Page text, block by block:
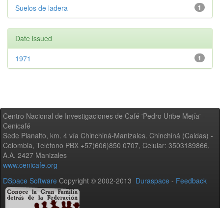
1
Suelos de ladera
Date issued
1
1971
Centro Nacional de Investigaciones de Café 'Pedro Uribe Mejía' -
Cenicafé
Sede Planalto, km. 4 vía Chinchiná-Manizales. Chinchiná (Caldas) -
Colombia, Teléfono PBX +57(606)850 0707, Celular: 3503189866,
A.A. 2427 Manizales
www.cenicafe.org
DSpace Software Copyright © 2002-2013 Duraspace - Feedback